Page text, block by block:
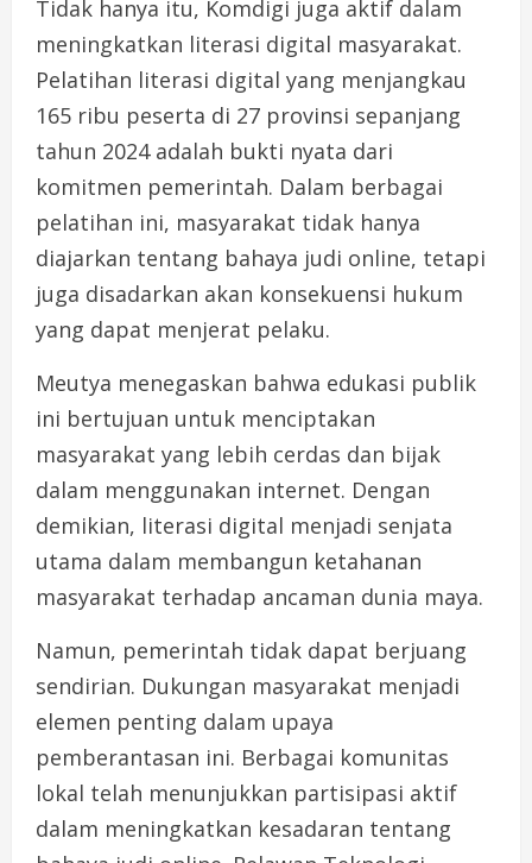
Tidak hanya itu, Komdigi juga aktif dalam
meningkatkan literasi digital masyarakat.
Pelatihan literasi digital yang menjangkau
165 ribu peserta di 27 provinsi sepanjang
tahun 2024 adalah bukti nyata dari
komitmen pemerintah. Dalam berbagai
pelatihan ini, masyarakat tidak hanya
diajarkan tentang bahaya judi online, tetapi
juga disadarkan akan konsekuensi hukum
yang dapat menjerat pelaku.
Meutya menegaskan bahwa edukasi publik
ini bertujuan untuk menciptakan
masyarakat yang lebih cerdas dan bijak
dalam menggunakan internet. Dengan
demikian, literasi digital menjadi senjata
utama dalam membangun ketahanan
masyarakat terhadap ancaman dunia maya.
Namun, pemerintah tidak dapat berjuang
sendirian. Dukungan masyarakat menjadi
elemen penting dalam upaya
pemberantasan ini. Berbagai komunitas
lokal telah menunjukkan partisipasi aktif
dalam meningkatkan kesadaran tentang